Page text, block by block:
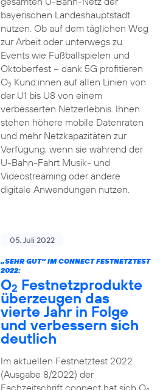
bayerischen Landeshauptstadt
nutzen. Ob auf dem täglichen Weg
zur Arbeit oder unterwegs zu
Events wie Fußballspielen und
Oktoberfest – dank 5G profitieren
O2Kund:innen auf allen Linien von
der U1 bis U8 von einem
verbesserten Netzerlebnis. Ihnen
stehen höhere mobile Datenraten
und mehr Netzkapazitäten zur
Verfügung, wenn sie während der
U-Bahn-Fahrt Musik- und
Videostreaming oder andere
digitale Anwendungen nutzen.
05. Juli 2022
„SEHR GUT“ IM CONNECT FESTNETZTEST
2022:
O2 Festnetzprodukte
überzeugen das
vierte Jahr in Folge
und verbessern sich
deutlich
Im aktuellen Festnetztest 2022
(Ausgabe 8/2022) der
Fachzeitschrift connect hat sich O